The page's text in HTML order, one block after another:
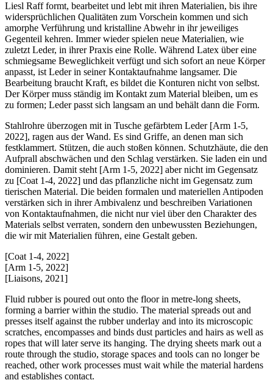
Liesl Raff formt, bearbeitet und lebt mit ihren Materialien, bis ihre
widersprüchlichen Qualitäten zum Vorschein kommen und sich
amorphe Verführung und kristalline Abwehr in ihr jeweiliges
Gegenteil kehren. Immer wieder spielen neue Materialien, wie
zuletzt Leder, in ihrer Praxis eine Rolle. Während Latex über eine
schmiegsame Beweglichkeit verfügt und sich sofort an neue Körper
anpasst, ist Leder in seiner Kontaktaufnahme langsamer. Die
Bearbeitung braucht Kraft, es bildet die Konturen nicht von selbst.
Der Körper muss ständig im Kontakt zum Material bleiben, um es
zu formen; Leder passt sich langsam an und behält dann die Form.
Stahlrohre überzogen mit in Tusche gefärbtem Leder [Arm 1-5,
2022], ragen aus der Wand. Es sind Griffe, an denen man sich
festklammert. Stützen, die auch stoßen können. Schutzhäute, die den
Aufprall abschwächen und den Schlag verstärken. Sie laden ein und
dominieren. Damit steht [Arm 1-5, 2022] aber nicht im Gegensatz
zu [Coat 1-4, 2022] und das pflanzliche nicht im Gegensatz zum
tierischen Material. Die beiden formalen und materiellen Antipoden
verstärken sich in ihrer Ambivalenz und beschreiben Variationen
von Kontaktaufnahmen, die nicht nur viel über den Charakter des
Materials selbst verraten, sondern den unbewussten Beziehungen,
die wir mit Materialien führen, eine Gestalt geben.
[Coat 1-4, 2022]
[Arm 1-5, 2022]
[Liaisons, 2021]
Fluid rubber is poured out onto the floor in metre-long sheets,
forming a barrier within the studio. The material spreads out and
presses itself against the rubber underlay and into its microscopic
scratches, encompasses and binds dust particles and hairs as well as
ropes that will later serve its hanging. The drying sheets mark out a
route through the studio, storage spaces and tools can no longer be
reached, other work processes must wait while the material hardens
and establishes contact.